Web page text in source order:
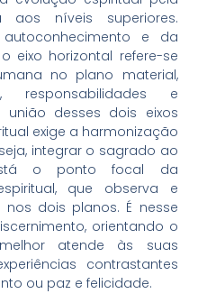
aos níveis superiores.
e da
eixo horizontal refere-se
no plano material,
responsabilidades e
união desses dois eixos
exige a harmonização
integrar o sagrado ao
o ponto focal da
que observa e
nos dois planos. É nesse
orientando o
atende às suas
contrastantes
ou paz e felicidade.